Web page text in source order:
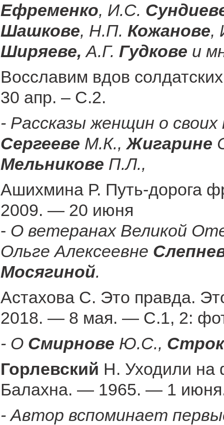
Ефременко, И.С.
Шашкове, Н.П. Кожанове,
Ширяеве,А.Г. Гудкове и
Восславим вдов
30 апр. – С.2.
- Рассказы женщин о
Сергееве М.К.,Жигарине
Мельникове П.Л.,
Ашихмина Р. Путь-дорога
2009. — 20 июня
- О ветеранах Великой
Ольге Алексеевне
Мосягиной.
Астахова С. Это правда.
2018. — 8 мая. — С.1, 2:
- О Смирнове Ю.С.,
Горлевский Н. Уходили на
Балахна. — 1965. — 1
- Автор вспоминает